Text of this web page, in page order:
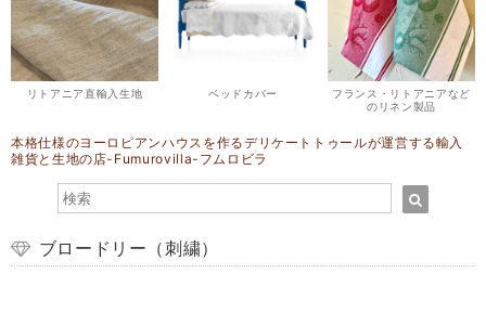
リトアニア直輸入生地 ベッドカバー
フランス・リトアニアなど
のリネン製品
本格仕様のヨーロピアンハウスを作るデリケートトゥールが運営する輸入
雑貨と生地の店-Fumurovilla-フムロビラ
ブロードリー（刺繍）